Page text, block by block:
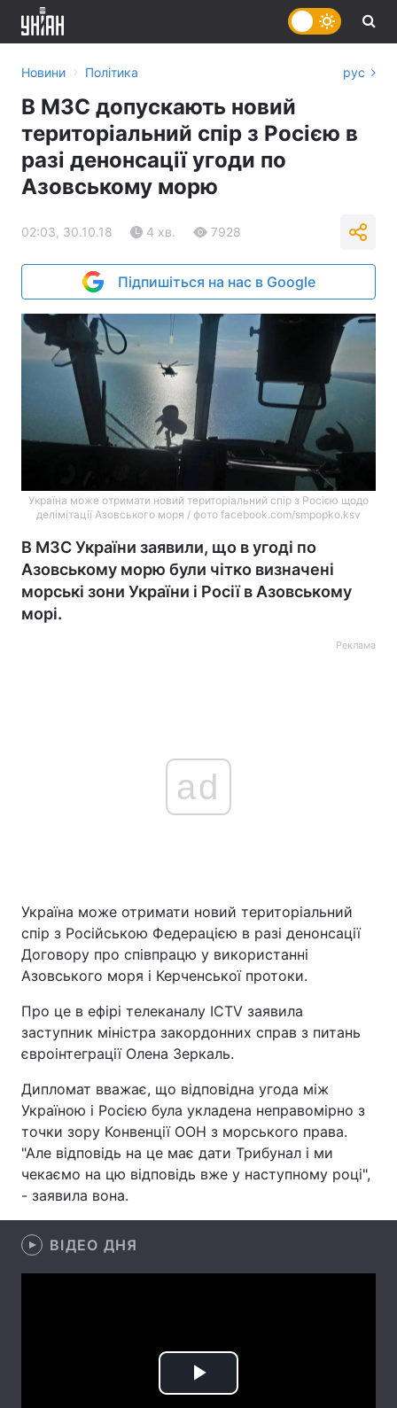
Україна Політика
Спорт Наука
Техно і зв'язок
Зброя
Здоров'я
Цікавинки Погода
Екологія Регіони
Лонгріди
Відео з Youtube Статті
Вакансії
Новини › Політика рус
В МЗС допускають новий
територіальний спір з Росією в
разі денонсації угоди по
Азовському морю
02:03, 30.10.18 4 хв. 7928
Підпишіться на нас в Google
Україна може отримати новий територіальний спір з Росією щодо
делімітації Азовського моря / фото facebook.com/smpopko.ksv
В МЗС України заявили, що в угоді по
Азовському морю були чітко визначені
морські зони України і Росії в Азовському
морі.
Реклама
ad
Україна може отримати новий територіальний
спір з Російською Федерацією в разі денонсації
Договору про співпрацю у використанні
Азовського моря і Керченської протоки.
Про це в ефірі телеканалу ICTV заявила
заступник міністра закордонних справ з питань
євроінтеграції Олена Зеркаль.
Дипломат вважає, що відповідна угода між
Україною і Росією була укладена неправомірно з
точки зору Конвенції ООН з морського права.
"Але відповідь на це має дати Трибунал і ми
чекаємо на цю відповідь вже у наступному році",
- заявила вона.
ВІДЕО ДНЯ
Play